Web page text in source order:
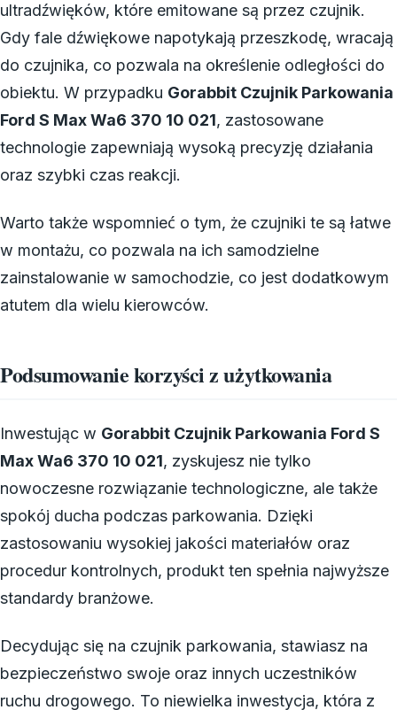
ultradźwięków, które emitowane są przez czujnik.
Gdy fale dźwiękowe napotykają przeszkodę, wracają
do czujnika, co pozwala na określenie odległości do
obiektu. W przypadku Gorabbit Czujnik Parkowania
Ford S Max Wa6 370 10 021, zastosowane
technologie zapewniają wysoką precyzję działania
oraz szybki czas reakcji.
Warto także wspomnieć o tym, że czujniki te są łatwe
w montażu, co pozwala na ich samodzielne
zainstalowanie w samochodzie, co jest dodatkowym
atutem dla wielu kierowców.
Podsumowanie korzyści z użytkowania
Inwestując w Gorabbit Czujnik Parkowania Ford S
Max Wa6 370 10 021, zyskujesz nie tylko
nowoczesne rozwiązanie technologiczne, ale także
spokój ducha podczas parkowania. Dzięki
zastosowaniu wysokiej jakości materiałów oraz
procedur kontrolnych, produkt ten spełnia najwyższe
standardy branżowe.
Decydując się na czujnik parkowania, stawiasz na
bezpieczeństwo swoje oraz innych uczestników
ruchu drogowego. To niewielka inwestycja, która z